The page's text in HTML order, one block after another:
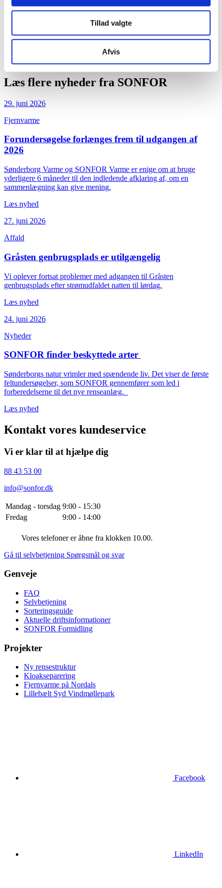
Tillad valgte
Afvis
Vi glæder os til at byde både nye og faste kunder velkommen.
Se åbningstider for vores genbrugsbutikkerher
Læs flere nyheder fra SONFOR
29. juni 2026
Fjernvarme
Forundersøgelse forlænges frem til udgangen af
2026
Sønderborg Varme og SONFOR Varme er enige om at bruge
yderligere 6 måneder til den indledende afklaring af, om en
sammenlægning kan give mening.
Læs nyhed
27. juni 2026
Affald
Gråsten genbrugsplads er utilgængelig
Vi oplever fortsat problemer med adgangen til Gråsten
genbrugsplads efter strømudfaldet natten til lørdag.
Læs nyhed
24. juni 2026
Nyheder
SONFOR finder beskyttede arter
Sønderborgs natur vrimler med spændende liv. Det viser de første
feltundersøgelser, som SONFOR gennemfører som led i
forberedelserne til det nye renseanlæg.
Læs nyhed
Kontakt vores kundeservice
Vi er klar til at hjælpe dig
88 43 53 00
info@sonfor.dk
Mandag - torsdag 9:00 - 15:30
Fredag
9:00 - 14:00
Vores telefoner er åbne fra klokken 10.00.
Gå til selvbetjening Spørgsmål og svar
Genveje
FAQ
Selvbetjening
Sorteringsguide
Aktuelle driftsinformationer
SONFOR Formidling
Projekter
Ny rensestruktur
Kloakseparering
Fjernvarme på Nordals
Lillebælt Syd Vindmøllepark
Facebook
LinkedIn